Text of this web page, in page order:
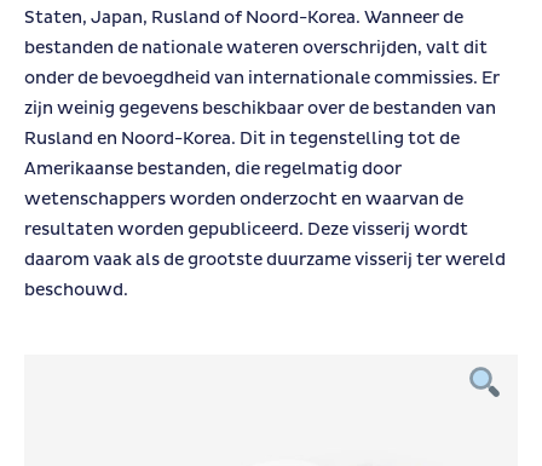
Staten, Japan, Rusland of Noord-Korea. Wanneer de
bestanden de nationale wateren overschrijden, valt dit
onder de bevoegdheid van internationale commissies. Er
zijn weinig gegevens beschikbaar over de bestanden van
Rusland en Noord-Korea. Dit in tegenstelling tot de
Amerikaanse bestanden, die regelmatig door
wetenschappers worden onderzocht en waarvan de
resultaten worden gepubliceerd. Deze visserij wordt
daarom vaak als de grootste duurzame visserij ter wereld
beschouwd.